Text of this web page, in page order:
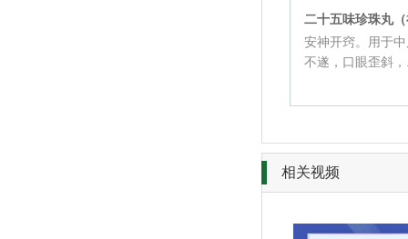
二十五味珍珠丸
安神开窍。用于
不遂，口眼歪斜
相关视频